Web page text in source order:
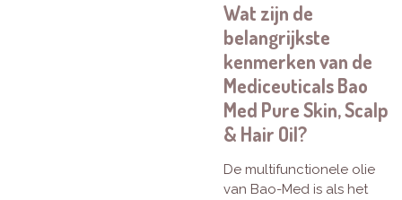
Wat zijn de
belangrijkste
kenmerken van de
Mediceuticals Bao
Med Pure Skin, Scalp
& Hair Oil?
De multifunctionele olie
van Bao-Med is als het